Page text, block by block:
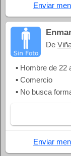
Enviar
De
▪ Hombre de 22
▪ Comercio
▪ No busca
Enviar